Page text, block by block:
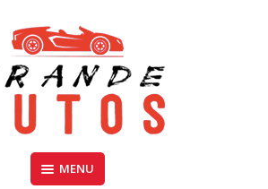
AUTOS CHILE
de Autos Usados, Camionetas, y SUV
MENU